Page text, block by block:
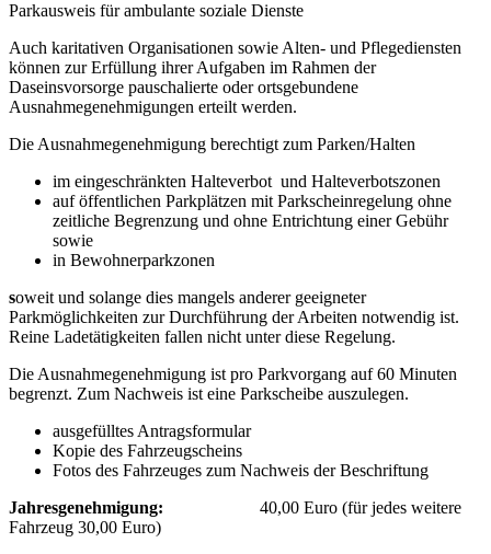
Parkausweis für ambulante soziale Dienste
Auch karitativen Organisationen sowie Alten- und Pflegediensten
können zur Erfüllung ihrer Aufgaben im Rahmen der
Daseinsvorsorge pauschalierte oder ortsgebundene
Ausnahmegenehmigungen erteilt werden.
Die Ausnahmegenehmigung berechtigt zum Parken/Halten
im eingeschränkten Halteverbot und Halteverbotszonen
auf öffentlichen Parkplätzen mit Parkscheinregelung ohne
zeitliche Begrenzung und ohne Entrichtung einer Gebühr
sowie
in Bewohnerparkzonen
soweit und solange dies mangels anderer geeigneter
Parkmöglichkeiten zur Durchführung der Arbeiten notwendig ist.
Reine Ladetätigkeiten fallen nicht unter diese Regelung.
Die Ausnahmegenehmigung ist pro Parkvorgang auf 60 Minuten
begrenzt. Zum Nachweis ist eine Parkscheibe auszulegen.
ausgefülltes Antragsformular
Kopie des Fahrzeugscheins
Fotos des Fahrzeuges zum Nachweis der Beschriftung
Jahresgenehmigung:
40,00 Euro (für jedes weitere
Fahrzeug 30,00 Euro)